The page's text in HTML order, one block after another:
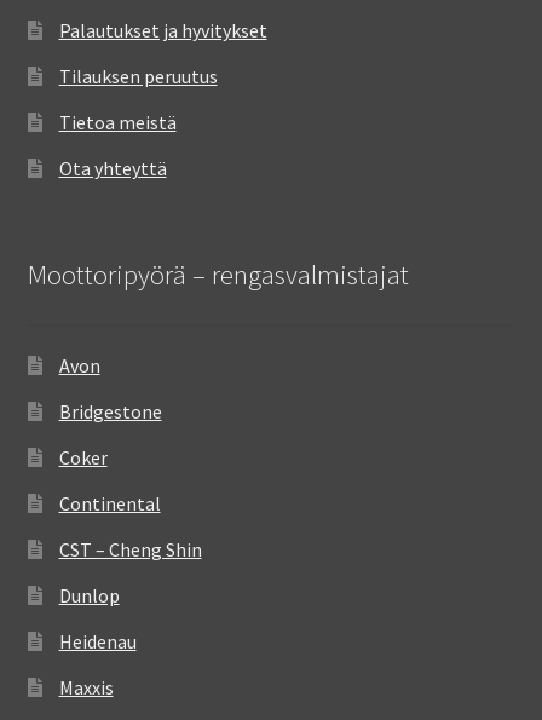
Palautukset ja hyvitykset
Tilauksen peruutus
Tietoa meistä
Ota yhteyttä
Moottoripyörä – rengasvalmistajat
Avon
Bridgestone
Coker
Continental
CST – Cheng Shin
Dunlop
Heidenau
Maxxis